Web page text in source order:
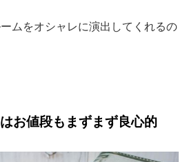
ムをオシャレに演出してくれるの
お値段もまずまず良心的